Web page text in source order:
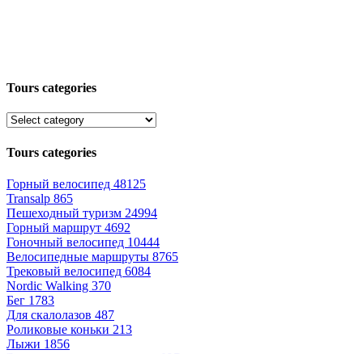
Tours categories
Tours categories
Горный велосипед 48125
Transalp 865
Пешеходный туризм 24994
Горный маршрут 4692
Гоночный велосипед 10444
Велосипедные маршруты 8765
Трековый велосипед 6084
Nordic Walking 370
Бег 1783
Для скалолазов 487
Роликовые коньки 213
Лыжи 1856